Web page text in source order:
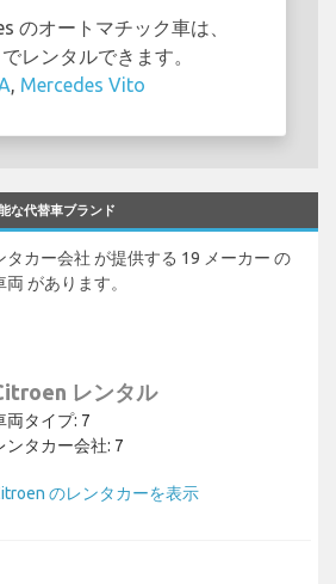
のオートマチック車は、
レンタルできます。
, Mercedes Vito
な代替車ブランド
タカー会社 が提供する 19 メーカー の
があります。
レンタル
両タイプ: 7
ンタカー会社: 7
のレンタカーを表示